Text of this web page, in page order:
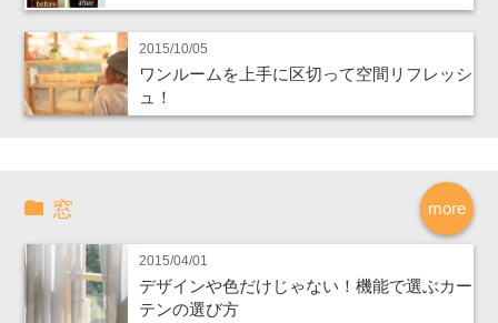
2015/10/05
ワンルームを上手に区切って空間リフレッシ
ュ！
more
窓
2015/04/01
デザインや色だけじゃない！機能で選ぶカー
テンの選び方